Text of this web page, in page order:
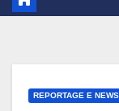
REPORTAGE E